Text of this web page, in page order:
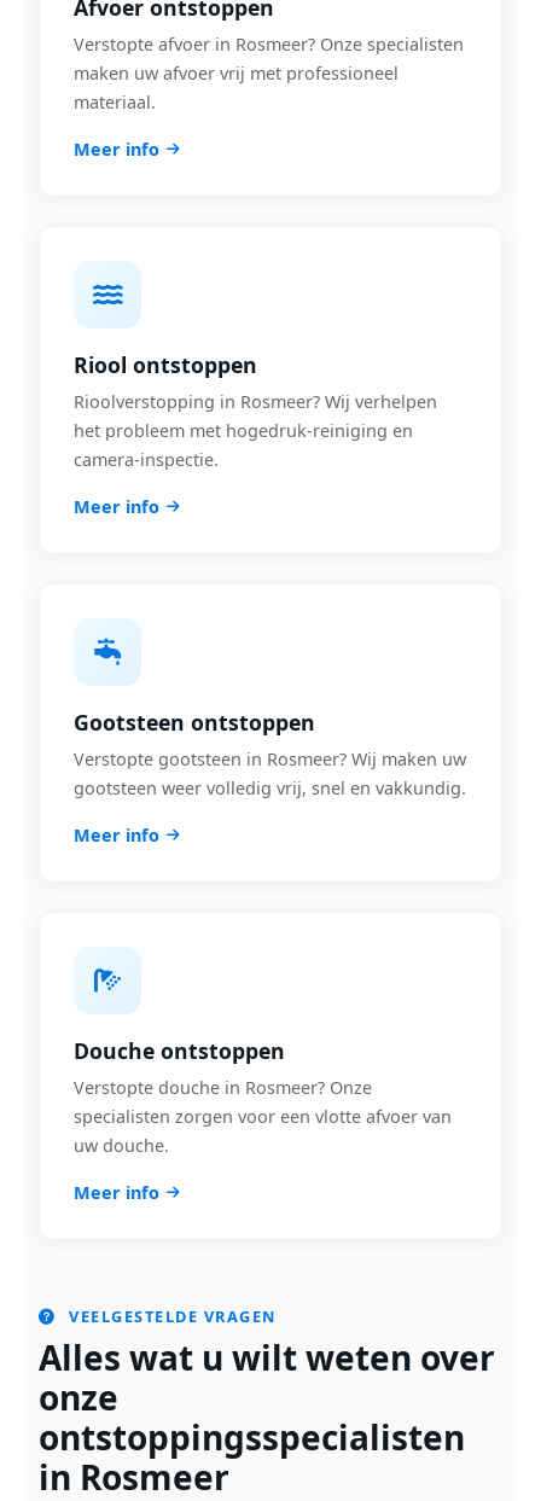
Afvoer ontstoppen
Verstopte afvoer in Rosmeer? Onze specialisten
maken uw afvoer vrij met professioneel
materiaal.
Meer info
Riool ontstoppen
Rioolverstopping in Rosmeer? Wij verhelpen
het probleem met hogedruk-reiniging en
camera-inspectie.
Meer info
Gootsteen ontstoppen
Verstopte gootsteen in Rosmeer? Wij maken uw
gootsteen weer volledig vrij, snel en vakkundig.
Meer info
Douche ontstoppen
Verstopte douche in Rosmeer? Onze
specialisten zorgen voor een vlotte afvoer van
uw douche.
Meer info
VEELGESTELDE VRAGEN
Alles wat u wilt weten over
onze
ontstoppingsspecialisten
in Rosmeer